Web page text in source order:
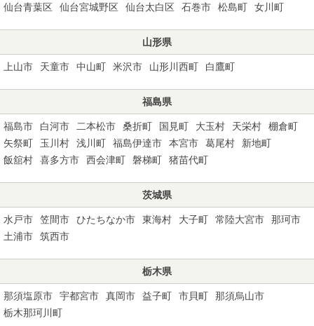
仙台青葉区
仙台宮城野区 仙台太白区 石巻市 松島町 女川町
山形県
上山市 天童市 中山町 米沢市 山形川西町 白鷹町
福島県
福島市 白河市 二本松市 桑折町 国見町 大玉村 天栄村
棚倉町
矢祭町
玉川村 浅川町 福島伊達市 本宮市 葛尾村
新地町
飯舘村
喜多方市 西会津町 磐梯町 猪苗代町
茨城県
水戸市 笠間市 ひたちなか市 東海村 大子町 常陸大宮市
那珂市
土浦市
筑西市
栃木県
那須塩原市 宇都宮市 真岡市 益子町 市貝町
那須烏山市
栃木那珂川町